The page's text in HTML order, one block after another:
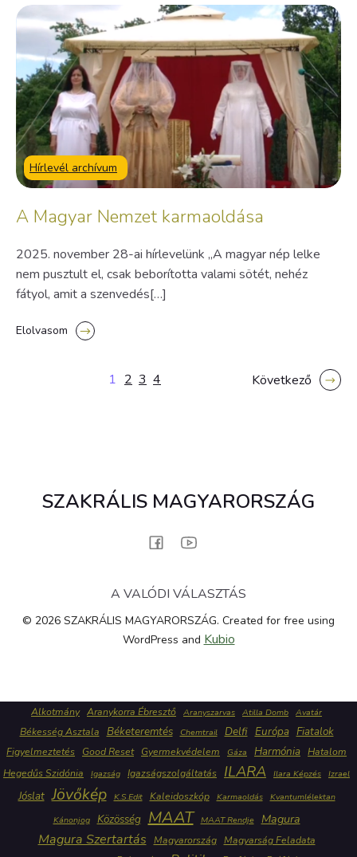
Hírlevél archívum
A Magyar Nemzet karmaoldása
2025. november 28-ai hírlevelünk „A magyar nép lelke
nem pusztult el, csak beborította valami sötét, nehéz
fátyol, amit a szenvedés[…]
Elolvasom
1 2 3 4 Következő
SZAKRÁLIS MAGYARORSZÁG
A VALÓDI VÁLASZTÁS
© 2026 SZAKRÁLIS MAGYARORSZÁG. Created for free using
WordPress and Kubio
Alkotmány Aranykorra Ébresztő Aranyszarvas Atilla Domb Avatár
Békesség Asztala Béketeremtés Chemtrail Delfi Európa Fiatalok
Figyelmeztetés Good Reset Gyermekvédelem Gáza Harmónia Hatalom
Hegedűs Szidónia
Igazság Igazságszolgáltatás ILARA Ilara Képzés Izrael
Jóslat Jövőkép K.S.Edit Kaleidoszkóp Karmaoldás
Kvantumlélektan
Kánonjog
Közösség MAAT MAAT Rendje Magura
Magura Szertartás Magyarország Magyarság Feladata